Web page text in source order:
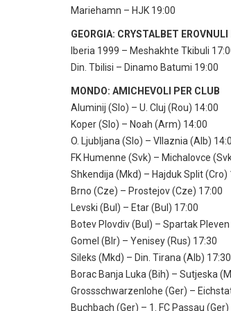
Mariehamn – HJK 19:00
GEORGIA: CRYSTALBET EROVNULI
Iberia 1999 – Meshakhte Tkibuli
Din. Tbilisi – Dinamo Batumi 19:00
MONDO: AMICHEVOLI PER CLUB
Aluminij (Slo) – U. Cluj (Rou) 14:00
Koper (Slo) – Noah (Arm) 14:00
O. Ljubljana (Slo) – Vllaznia (Alb)
FK Humenne (Svk) – Michalovce
Shkendija (Mkd) – Hajduk Split (Cro)
Brno (Cze) – Prostejov (Cze) 17:00
Levski (Bul) – Etar (Bul) 17:00
Botev Plovdiv (Bul) – Spartak
Gomel (Blr) – Yenisey (Rus) 17:30
Sileks (Mkd) – Din. Tirana (Alb) 17:30
Borac Banja Luka (Bih) – Sutjeska
Grossschwarzenlohe (Ger) –
Buchbach (Ger) – 1. FC Passau (Ger)